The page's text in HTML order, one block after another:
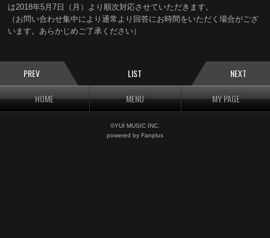
は2018年5月7日（月）より順次対応させていただきます。
（お問い合わせ集中により通常より回答にお時間をいただく場合がござ
います。あらかじめご了承ください）
PREV LIST
NEXT
HOME
MENU MY PAGE
©YUI MUSIC INC.
powered by Fanplus